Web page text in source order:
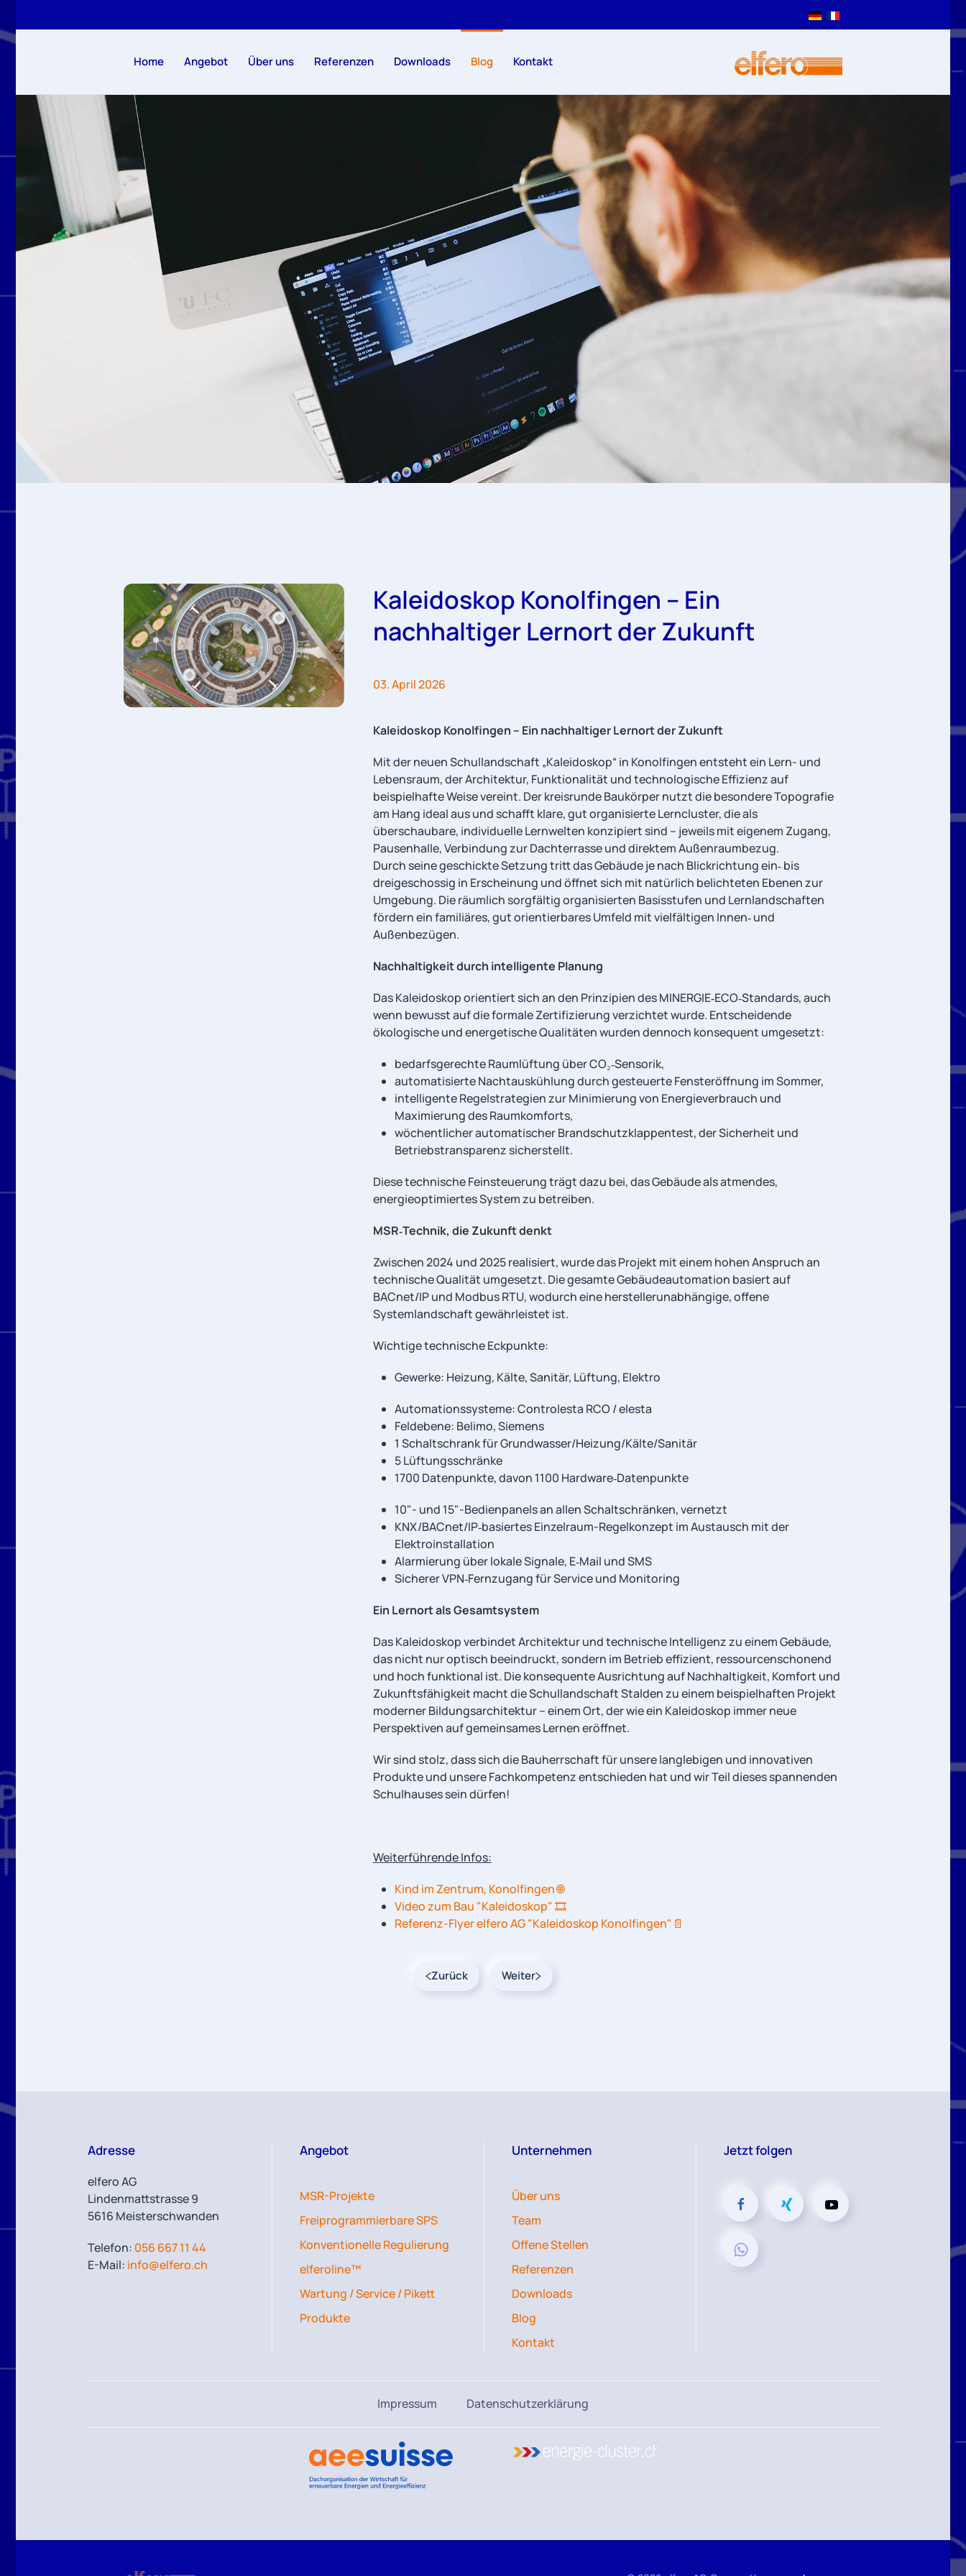
Home Angebot Über uns Referenzen Downloads Blog Kontakt
Kaleidoskop Konolfingen – Ein
nachhaltiger Lernort der Zukunft
03. April 2026
Kaleidoskop Konolfingen – Ein nachhaltiger Lernort der Zukunft
Mit der neuen Schullandschaft „Kaleidoskop“ in Konolfingen entsteht ein Lern- und
Lebensraum, der Architektur, Funktionalität und technologische Effizienz auf
beispielhafte Weise vereint. Der kreisrunde Baukörper nutzt die besondere Topografie
am Hang ideal aus und schafft klare, gut organisierte Lerncluster, die als
überschaubare, individuelle Lernwelten konzipiert sind – jeweils mit eigenem Zugang,
Pausenhalle, Verbindung zur Dachterrasse und direktem Außenraumbezug.
Durch seine geschickte Setzung tritt das Gebäude je nach Blickrichtung ein‑ bis
dreigeschossig in Erscheinung und öffnet sich mit natürlich belichteten Ebenen zur
Umgebung. Die räumlich sorgfältig organisierten Basisstufen und Lernlandschaften
fördern ein familiäres, gut orientierbares Umfeld mit vielfältigen Innen‑ und
Außenbezügen.
Nachhaltigkeit durch intelligente Planung
Das Kaleidoskop orientiert sich an den Prinzipien des MINERGIE‑ECO‑Standards, auch
wenn bewusst auf die formale Zertifizierung verzichtet wurde. Entscheidende
ökologische und energetische Qualitäten wurden dennoch konsequent umgesetzt:
bedarfsgerechte Raumlüftung über CO₂‑Sensorik,
automatisierte Nachtauskühlung durch gesteuerte Fensteröffnung im Sommer,
intelligente Regelstrategien zur Minimierung von Energieverbrauch und
Maximierung des Raumkomforts,
wöchentlicher automatischer Brandschutzklappentest, der Sicherheit und
Betriebstransparenz sicherstellt.
Diese technische Feinsteuerung trägt dazu bei, das Gebäude als atmendes,
energieoptimiertes System zu betreiben.
MSR‑Technik, die Zukunft denkt
Zwischen 2024 und 2025 realisiert, wurde das Projekt mit einem hohen Anspruch an
technische Qualität umgesetzt. Die gesamte Gebäudeautomation basiert auf
BACnet/IP und Modbus RTU, wodurch eine herstellerunabhängige, offene
Systemlandschaft gewährleistet ist.
Wichtige technische Eckpunkte:
Gewerke: Heizung, Kälte, Sanitär, Lüftung, Elektro
Automationssysteme: Controlesta RCO / elesta
Feldebene: Belimo, Siemens
1 Schaltschrank für Grundwasser/Heizung/Kälte/Sanitär
5 Lüftungsschränke
1700 Datenpunkte, davon 1100 Hardware‑Datenpunkte
10"- und 15"-Bedienpanels an allen Schaltschränken, vernetzt
KNX/BACnet/IP‑basiertes Einzelraum-Regelkonzept im Austausch mit der
Elektroinstallation
Alarmierung über lokale Signale, E‑Mail und SMS
Sicherer VPN‑Fernzugang für Service und Monitoring
Ein Lernort als Gesamtsystem
Das Kaleidoskop verbindet Architektur und technische Intelligenz zu einem Gebäude,
das nicht nur optisch beeindruckt, sondern im Betrieb effizient, ressourcenschonend
und hoch funktional ist. Die konsequente Ausrichtung auf Nachhaltigkeit, Komfort und
Zukunftsfähigkeit macht die Schullandschaft Stalden zu einem beispielhaften Projekt
moderner Bildungsarchitektur – einem Ort, der wie ein Kaleidoskop immer neue
Perspektiven auf gemeinsames Lernen eröffnet.
Wir sind stolz, dass sich die Bauherrschaft für unsere langlebigen und innovativen
Produkte und unsere Fachkompetenz entschieden hat und wir Teil dieses spannenden
Schulhauses sein dürfen!
Weiterführende Infos:
Kind im Zentrum, Konolfingen 🌐
Video zum Bau "Kaleidoskop" 🎞️
Referenz-Flyer elfero AG "Kaleidoskop Konolfingen"📄
Zurück Weiter
Adresse
elfero AG
Lindenmattstrasse 9
5616 Meisterschwanden
Telefon: 056 667 11 44
E-Mail: info@elfero.ch
Angebot
MSR-Projekte
Freiprogrammierbare SPS
Konventionelle Regulierung
elferoline™
Wartung / Service / Pikett
Produkte
Unternehmen
Über uns
Team
Offene Stellen
Referenzen
Downloads
Blog
Kontakt
Jetzt folgen
Impressum Datenschutzerklärung